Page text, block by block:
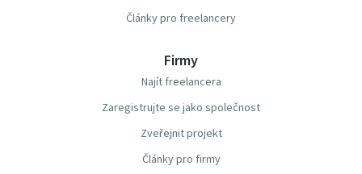
Články pro freelancery
Firmy
Najít freelancera
Zaregistrujte se jako společnost
Zveřejnit projekt
Články pro firmy